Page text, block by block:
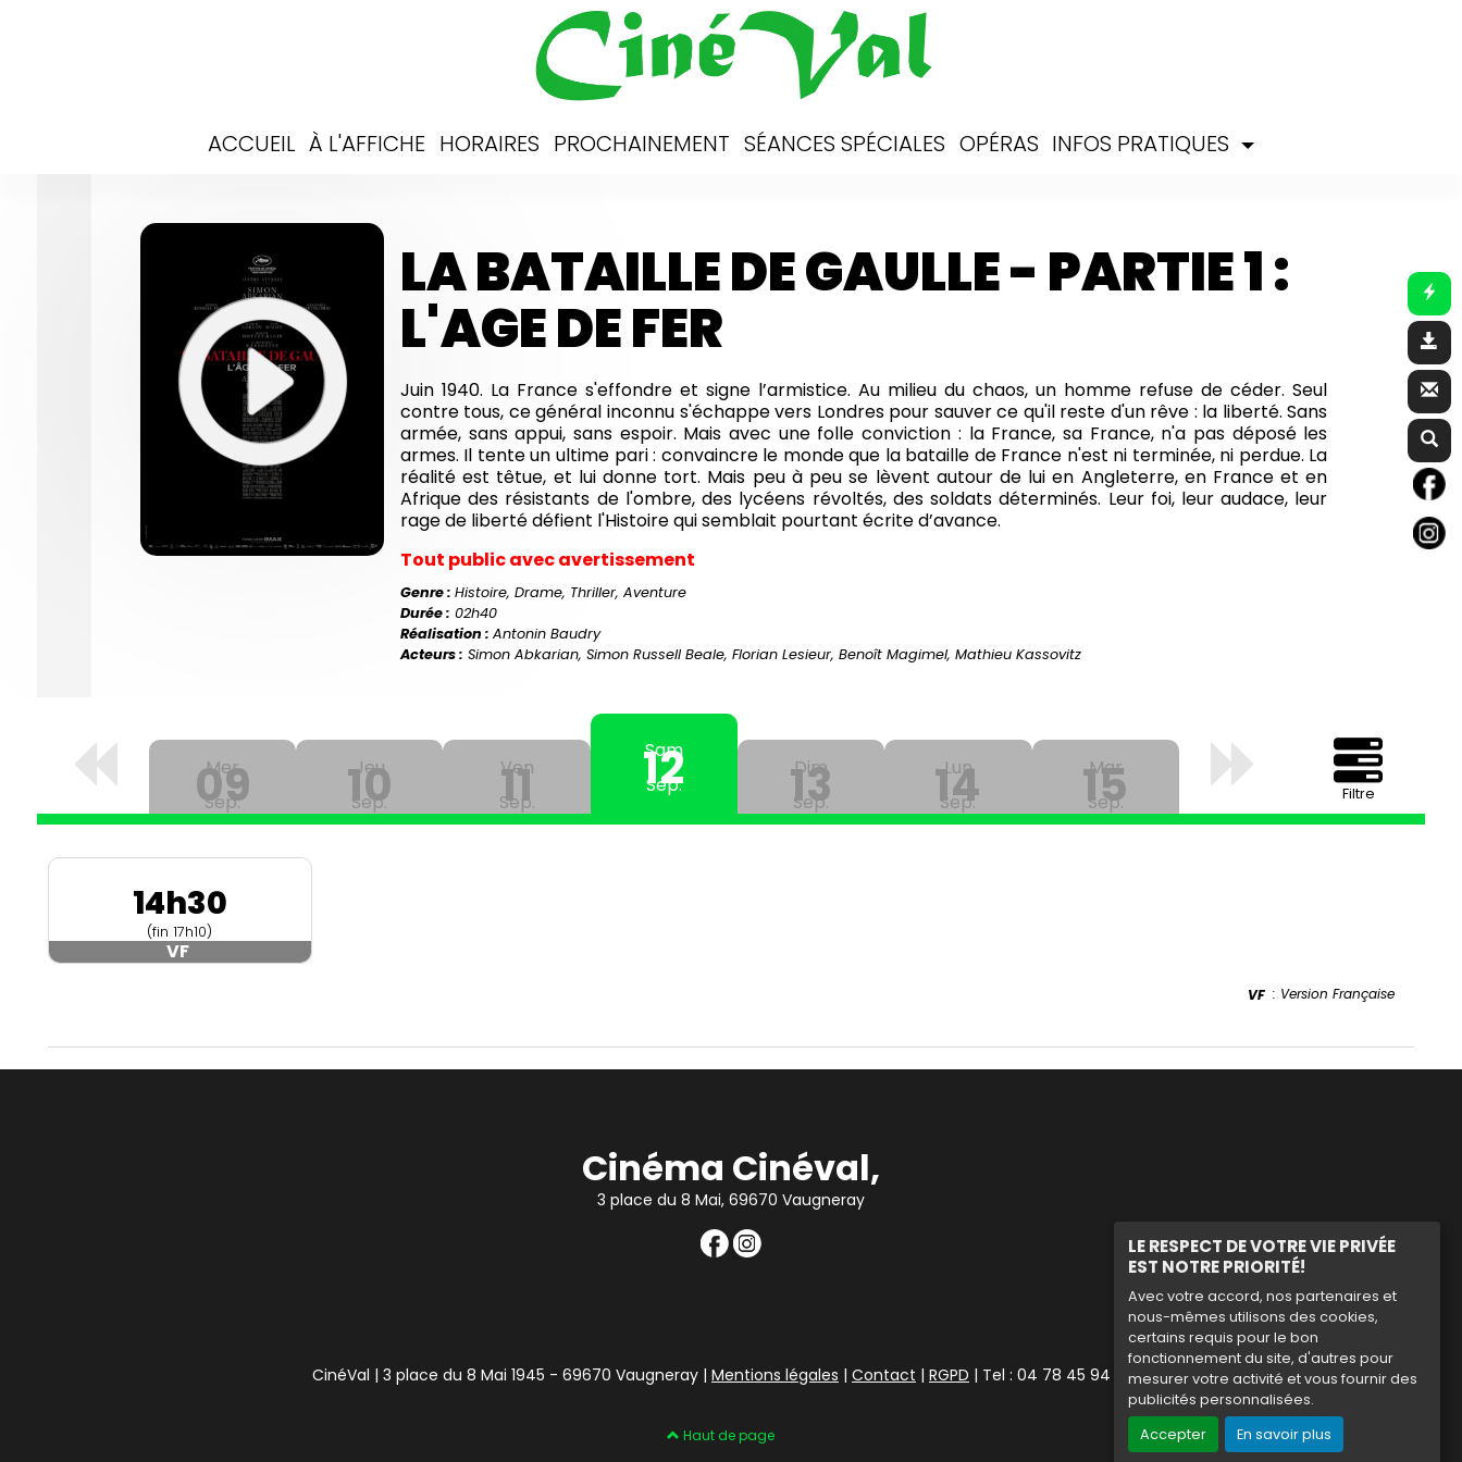
LE RESPECT DE VOTRE VIE PRIVÉE
EST NOTRE PRIORITÉ!
Avec votre accord, nos partenaires et
nous-mêmes utilisons des cookies,
certains requis pour le bon
fonctionnement du site, d'autres pour
mesurer votre activité et vous fournir des
publicités personnalisées.
Accepter
En savoir plus
ACCUEIL À L'AFFICHE HORAIRES PROCHAINEMENT SÉANCES SPÉCIALES OPÉRAS INFOS PRATIQUES
LA BATAILLE DE GAULLE - PARTIE 1 :
L'AGE DE FER
Juin 1940. La France s'effondre et signe l’armistice. Au milieu du chaos, un homme refuse de céder. Seul
contre tous, ce général inconnu s'échappe vers Londres pour sauver ce qu'il reste d'un rêve : la liberté. Sans
armée, sans appui, sans espoir. Mais avec une folle conviction : la France, sa France, n'a pas déposé les
armes. Il tente un ultime pari : convaincre le monde que la bataille de France n'est ni terminée, ni perdue. La
réalité est têtue, et lui donne tort. Mais peu à peu se lèvent autour de lui en Angleterre, en France et en
Afrique des résistants de l'ombre, des lycéens révoltés, des soldats déterminés. Leur foi, leur audace, leur
rage de liberté défient l'Histoire qui semblait pourtant écrite d’avance.
Tout public avec avertissement
Genre : Histoire, Drame, Thriller, Aventure
Durée : 02h40
Réalisation : Antonin Baudry
Acteurs : Simon Abkarian, Simon Russell Beale, Florian Lesieur, Benoît Magimel, Mathieu Kassovitz
Mer
09
Sep.
Jeu
10
Sep.
Ven
11
Sep.
Sam
12
Sep.
Dim
13
Sep.
Lun
14
Sep.
Mar
15
Sep. Filtre
14h30
(fin 17h10)
VF
VF : Version Française
Cinéma Cinéval,
3 place du 8 Mai, 69670 Vaugneray
CinéVal | 3 place du 8 Mai 1945 - 69670 Vaugneray | Mentions légales | Contact | RGPD | Tel : 04 78 45 94 90
Haut de page